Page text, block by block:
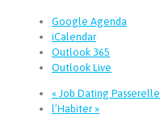
Google Agenda
iCalendar
Outlook 365
Outlook Live
« Job Dating Passerelle
l’Habiter»